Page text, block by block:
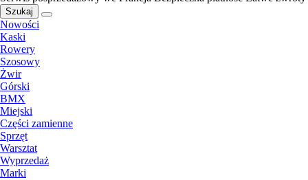
Szukaj
Nowości
Kaski
Rowery
Szosowy
Żwir
Górski
BMX
Miejski
Części zamienne
Sprzęt
Warsztat
Wyprzedaż
Marki